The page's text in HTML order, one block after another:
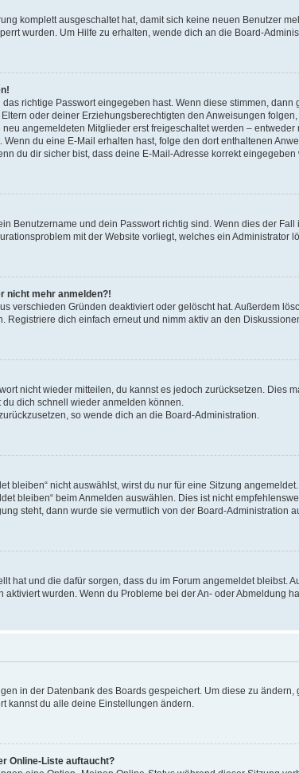
komplett ausgeschaltet hat, damit sich keine neuen Benutzer
wurden. Um Hilfe zu erhalten, wende dich an die Board-
richtige Passwort eingegeben hast. Wenn diese stimmen, dann
oder deiner Erziehungsberechtigten den Anweisungen
angemeldeten Mitglieder erst freigeschaltet werden –
du eine E-Mail erhalten hast, folge den dort enthaltenen
du dir sicher bist, dass deine E-Mail-Adresse korrekt
Benutzername und dein Passwort richtig sind. Wenn dies der
mit der Website vorliegt, welches ein Administrator
nicht mehr anmelden?!
verschieden Gründen deaktiviert oder gelöscht hat. Außerdem
dich einfach erneut und nimm aktiv an den
nicht wieder mitteilen, du kannst es jedoch zurücksetzen. Dies
dich schnell wieder anmelden können.
so wende dich an die Board-Administration.
bleiben“ nicht auswählst, wirst du nur für eine Sitzung
bleiben“ beim Anmelden auswählen. Dies ist nicht
steht, dann wurde sie vermutlich von der Board-Administration
hat und die dafür sorgen, dass du im Forum angemeldet
aktiviert wurden. Wenn du Probleme bei der An- oder Abmeldung
in der Datenbank des Boards gespeichert. Um diese zu
kannst du alle deine Einstellungen ändern.
Online-Liste auftaucht?